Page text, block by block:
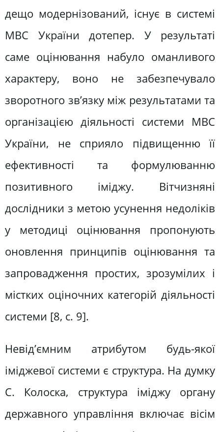
дещо модернізований, існує в системі
МВС України дотепер. У результаті
саме оцінювання набуло оманливого
характеру, воно не забезпечувало
зворотного зв’язку між результатами та
організацією діяльності системи МВС
України, не сприяло підвищенню її
ефективності та формулюванню
позитивного іміджу. Вітчизняні
дослідники з метою усунення недоліків
у методиці оцінювання пропонують
оновлення принципів оцінювання та
запровадження простих, зрозумілих і
містких оціночних категорій діяльності
системи [8, c. 9].
Невід’ємним атрибутом будь-якої
іміджевої системи є структура. На думку
С. Колоска, структура іміджу органу
державного управління включає вісім